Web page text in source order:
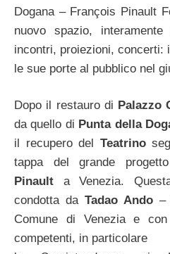
Dogana – François Pinault
nuovo spazio,
incontri, proiezioni, concerti:
le sue porte al pubblico nel
Dopo il restauro di Palazzo
da quello di Punta della
il recupero del Teatrino
tappa del grande
Pinault a Venezia.
condotta da Tadao Ando–
Comune di Venezia e
competenti, in particolare